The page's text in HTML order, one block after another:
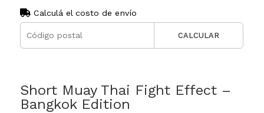
Calculá el costo de envío
CALCULAR
Short Muay Thai Fight Effect –
Bangkok Edition